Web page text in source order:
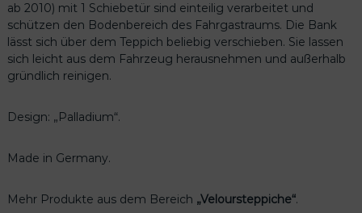
ab 2010) mit 1 Schiebetür sind einteilig verarbeitet und
schützen den Bodenbereich des Fahrgastraums. Die Bank
lässt sich über dem Teppich beliebig verschieben. Sie lassen
sich leicht aus dem Fahrzeug herausnehmen und außerhalb
gründlich reinigen.
Design: „Palladium“.
Made in Germany.
Mehr Produkte aus dem Bereich „Veloursteppiche“.